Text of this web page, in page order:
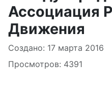
Ассоциация
Движения
Информация о материале
Создано: 17 марта 2016
Просмотров: 4391